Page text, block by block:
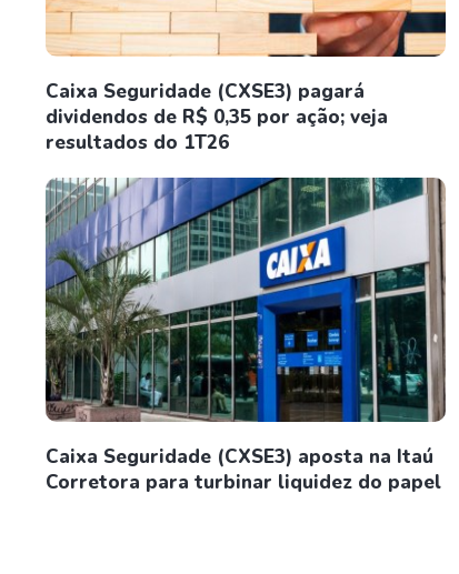
Caixa Seguridade (CXSE3) pagará
dividendos de R$ 0,35 por ação; veja
resultados do 1T26
Caixa Seguridade (CXSE3) aposta na Itaú
Corretora para turbinar liquidez do papel